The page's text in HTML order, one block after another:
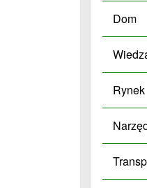
Dom
Rynek